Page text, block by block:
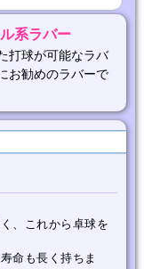
系ラバー
打球が可能なラバ
お勧めのラバーで
、これから卓球を
命も長く持ちま